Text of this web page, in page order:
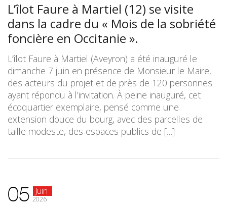
L’îlot Faure à Martiel (12) se visite
dans la cadre du « Mois de la sobriété
foncière en Occitanie ».
L’îlot Faure à Martiel (Aveyron) a été inauguré le
dimanche 7 juin en présence de Monsieur le Maire,
des acteurs du projet et de près de 120 personnes
ayant répondu à l’invitation. À peine inauguré, cet
écoquartier exemplaire, pensé comme une
extension douce du bourg, avec des parcelles de
taille modeste, des espaces publics de […]
05 Juin
2026